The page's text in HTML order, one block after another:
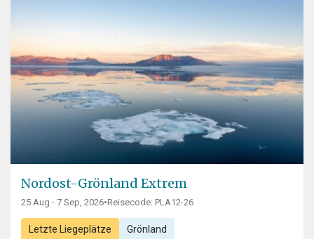
Nordost-Grönland Extrem
25 Aug - 7 Sep, 2026•Reisecode: PLA12-26
Letzte Liegeplätze Grönland